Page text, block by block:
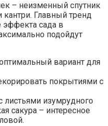
– неизменный спутник
кантри. Главный тренд
эффекта сада в
подойдут
вариант для
покрытиями с
изумрудного
сакура – интересное